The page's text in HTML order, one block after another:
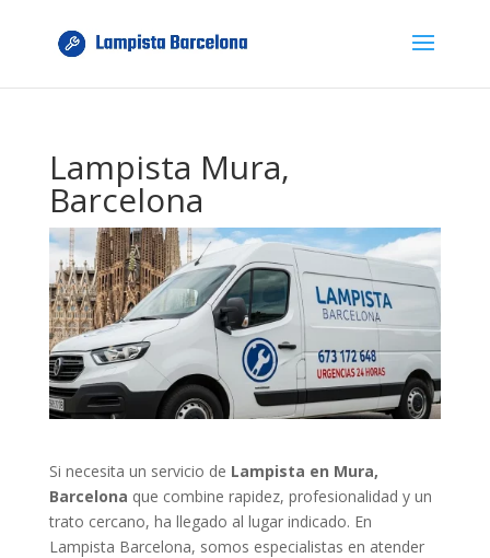
Lampista Mura,
Barcelona
Si necesita un servicio de Lampista en Mura,
Barcelona que combine rapidez, profesionalidad y un
trato cercano, ha llegado al lugar indicado. En
Lampista Barcelona, somos especialistas en atender